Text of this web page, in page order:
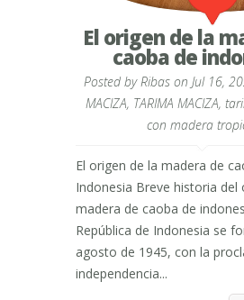
El origen de la
caoba de
Posted byRibason Jul 16,
MACIZA, TARIMA MACIZA,
con madera
El origen de la madera de
Indonesia Breve historia del
madera de caoba de
República de Indonesia se
agosto de 1945, con la
independencia...